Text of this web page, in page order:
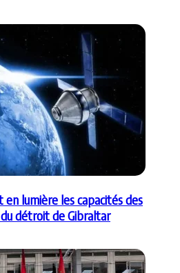
lumière les capacités des
détroit de Gibraltar